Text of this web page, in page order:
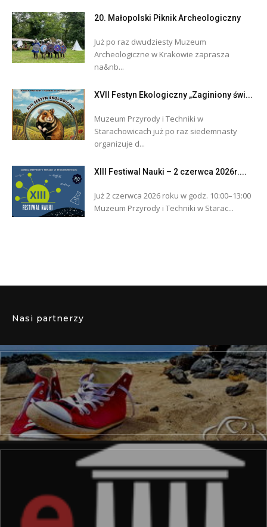
20. Małopolski Piknik Archeologiczny
Już po raz dwudziesty Muzeum
Archeologiczne w Krakowie zaprasza
na&nb...
XVII Festyn Ekologiczny „Zaginiony świ...
Muzeum Przyrody i Techniki w
Starachowicach już po raz siedemnasty
organizuje d...
XIII Festiwal Nauki – 2 czerwca 2026r....
Już 2 czerwca 2026 roku w godz. 10:00–13:00
Muzeum Przyrody i Techniki w Starac...
Nasi partnerzy